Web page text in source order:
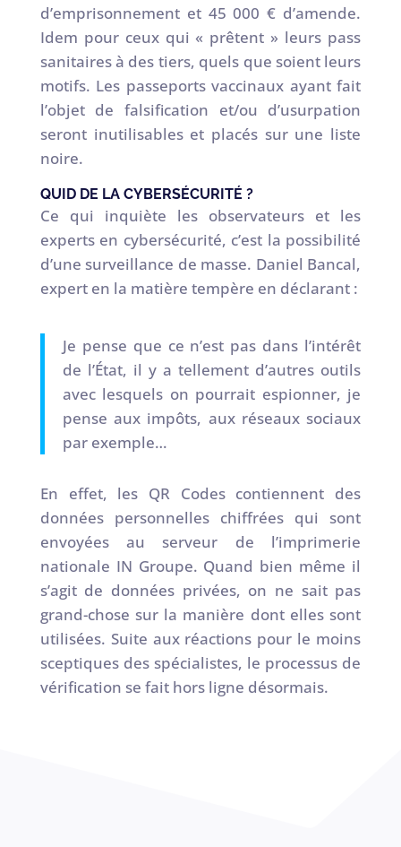
d’emprisonnement et 45 000 € d’amende.
Idem pour ceux qui « prêtent » leurs pass
sanitaires à des tiers, quels que soient leurs
motifs. Les passeports vaccinaux ayant fait
l’objet de falsification et/ou d’usurpation
seront inutilisables et placés sur une liste
noire.
QUID DE LA CYBERSÉCURITÉ ?
Ce qui inquiète les observateurs et les
experts en cybersécurité, c’est la possibilité
d’une surveillance de masse. Daniel Bancal,
expert en la matière tempère en déclarant :
Je pense que ce n’est pas dans l’intérêt
de l’État, il y a tellement d’autres outils
avec lesquels on pourrait espionner, je
pense aux impôts, aux réseaux sociaux
par exemple…
En effet, les QR Codes contiennent des
données personnelles chiffrées qui sont
envoyées au serveur de l’imprimerie
nationale IN Groupe. Quand bien même il
s’agit de données privées, on ne sait pas
grand-chose sur la manière dont elles sont
utilisées. Suite aux réactions pour le moins
sceptiques des spécialistes, le processus de
vérification se fait hors ligne désormais.